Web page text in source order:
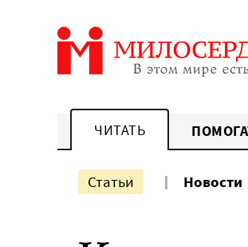
ЧИТАТЬ
Статьи Новости